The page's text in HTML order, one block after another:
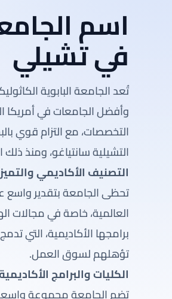
اسم
في تشيلي
وأفضل الجامعات في أمريكا
التشيلية سانتياغو، ومنذ
التصنيف الأكاديمي
تحظى الجامعة بتقدير واسع
العالمية، خاصة في مجالات
برامجها الأكاديمية، التي
تؤهلهم لسوق العمل.
الكليات والبرامج
تضم الجامعة مجموعة